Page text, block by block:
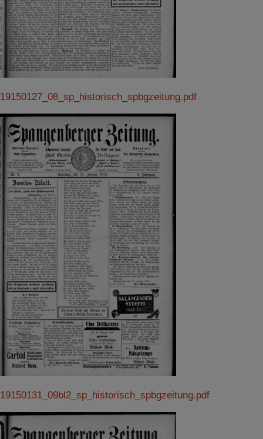
19150127_08_sp_historisch_spbgzeitung.pdf
19150131_09bl2_sp_historisch_spbgzeitung.pdf